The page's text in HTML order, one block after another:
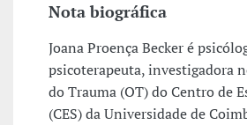
Nota biográfica
Joana Proença Becker é
psicoterapeuta, investigadora
do Trauma (OT) do Centro de
(CES) da Universidade de